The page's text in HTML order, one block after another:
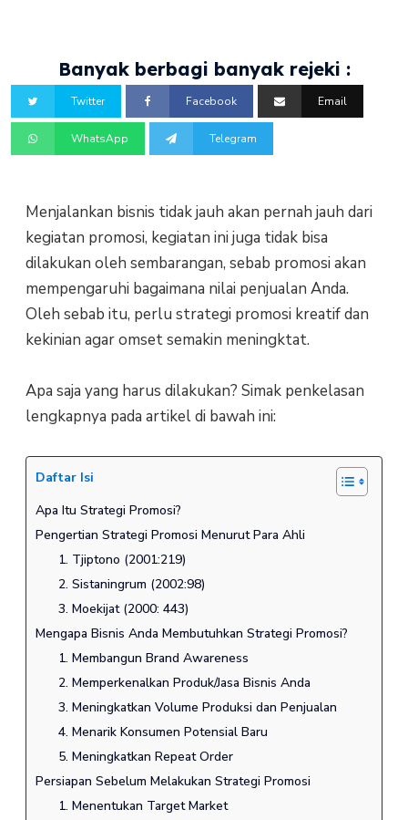
Banyak berbagi banyak rejeki :
Twitter Facebook Email
WhatsApp Telegram
Menjalankan bisnis tidak jauh akan pernah jauh dari
kegiatan promosi, kegiatan ini juga tidak bisa
dilakukan oleh sembarangan, sebab promosi akan
mempengaruhi bagaimana nilai penjualan Anda.
Oleh sebab itu, perlu strategi promosi kreatif dan
kekinian agar omset semakin meningktat.
Apa saja yang harus dilakukan? Simak penkelasan
lengkapnya pada artikel di bawah ini:
Daftar Isi
Apa Itu Strategi Promosi?
Pengertian Strategi Promosi Menurut Para Ahli
1. Tjiptono (2001:219)
2. Sistaningrum (2002:98)
3. Moekijat (2000: 443)
Mengapa Bisnis Anda Membutuhkan Strategi Promosi?
1. Membangun Brand Awareness
2. Memperkenalkan Produk/Jasa Bisnis Anda
3. Meningkatkan Volume Produksi dan Penjualan
4. Menarik Konsumen Potensial Baru
5. Meningkatkan Repeat Order
Persiapan Sebelum Melakukan Strategi Promosi
1. Menentukan Target Market